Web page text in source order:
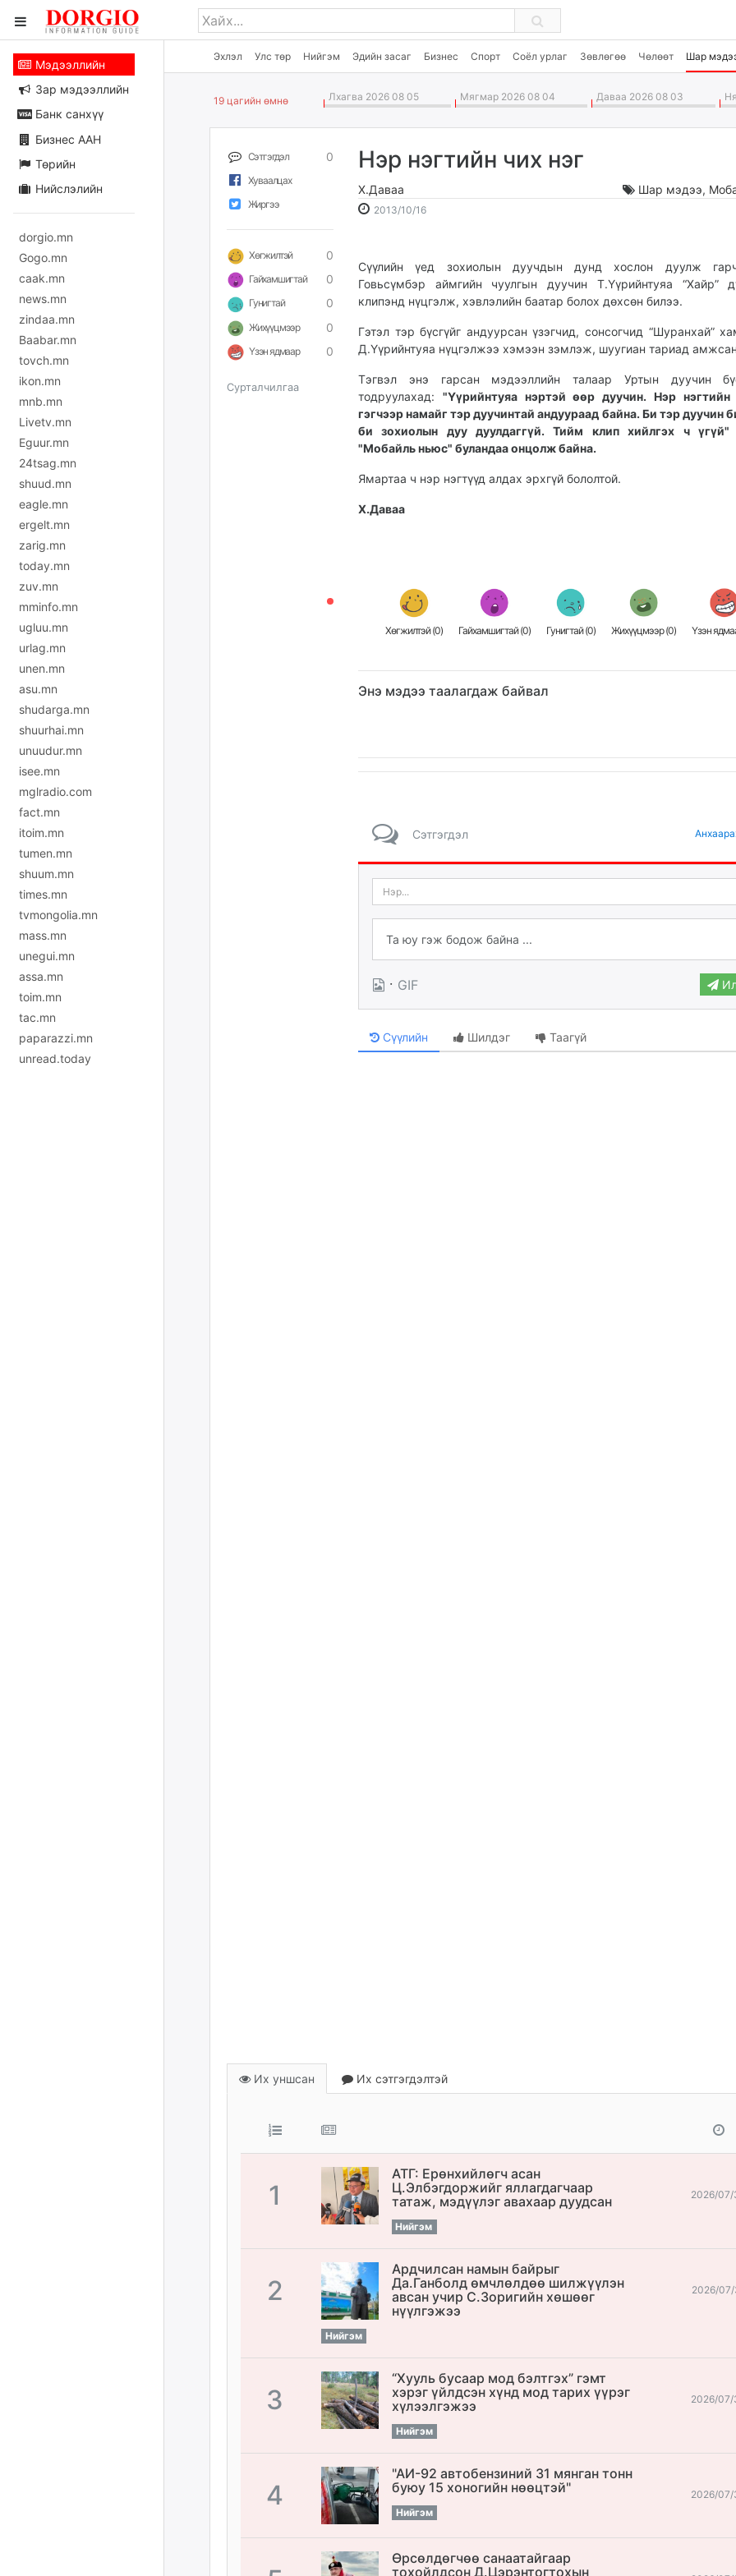
Эхлэл Улс төр Нийгэм Эдийн засаг Бизнес Спорт Соёл урлаг Зөвлөгөө Чөлөөт Шар
Мэдээллийн
Зар мэдээллийн
Банк санхүү
Бизнес ААН
Төрийн
Нийслэлийн
dorgio.mn
Gogo.mn
caak.mn
news.mn
zindaa.mn
Baabar.mn
tovch.mn
ikon.mn
mnb.mn
Livetv.mn
Eguur.mn
24tsag.mn
shuud.mn
eagle.mn
ergelt.mn
zarig.mn
today.mn
zuv.mn
mminfo.mn
ugluu.mn
urlag.mn
unen.mn
asu.mn
shudarga.mn
shuurhai.mn
unuudur.mn
isee.mn
mglradio.com
fact.mn
itoim.mn
tumen.mn
shuum.mn
times.mn
tvmongolia.mn
mass.mn
unegui.mn
assa.mn
toim.mn
tac.mn
paparazzi.mn
unread.today
19 цагийн өмнө Лхагва 2026 08 05 Мягмар 2026 08 04 Даваа 2026 08 03
Сэтгэгдэл 0
Хуваалцах
Жиргээ
Хөгжилтэй 0
Гайхамшигтай 0
Гунигтай 0
Жихүүцмээр 0
Үзэн ядмаар 0
Сурталчилгаа
Нэр нэгтийн чих нэг
Х.Даваа Шар мэдээ,
2013/10/162013-
18:32:02
2026-
09:14:58
Сүүлийн үед зохиолын дуучдын дунд хослон дуулж
Говьсүмбэр аймгийн чуулгын дуучин Т.Үүрийнтуяа “Хайр”
клипэнд нүцгэлж, хэвлэлийн баатар болох дөхсөн билээ.
Гэтэл тэр бүсгүйг андуурсан үзэгчид, сонсогчид “Шуранхай”
Д.Үүрийнтуяа нүцгэлжээ хэмээн зэмлэж, шуугиан тариад
Тэгвэл энэ гарсан мэдээллийн талаар Уртын дуучин
тодруулахад: "Үүрийнтуяа нэртэй өөр дуучин. Нэр нэгтийн
гэгчээр намайг тэр дуучинтай андуураад байна. Би тэр дуучин
би зохиолын дуу дуулдаггүй. Тийм клип хийлгэх ч үгүй"
"Мобайль ньюс" буландаа онцолж байна.
Ямартаа ч нэр нэгтүүд алдах эрхгүй бололтой.
Х.Даваа
Хөгжилтэй (0) Гайхамшигтай (0) Гунигтай (0) Жихүүцмээр (0) Үзэн
Энэ мэдээ таалагдаж байвал
Сэтгэгдэл
· GIF
Сүүлийн Шилдэг Таагүй
Их уншсан Их сэтгэгдэлтэй
1
АТГ: Ерөнхийлөгч асан
Ц.Элбэгдоржийг яллагдагчаар
татаж, мэдүүлэг авахаар дуудсан
Нийгэм
2026/07/
2
Ардчилсан намын байрыг
Да.Ганболд өмчлөлдөө шилжүүлэн
авсан учир С.Зоригийн хөшөөг
нүүлгэжээ
Нийгэм
2026/07/
3
“Хууль бусаар мод бэлтгэх” гэмт
хэрэг үйлдсэн хүнд мод тарих үүрэг
хүлээлгэжээ
Нийгэм
2026/07/
4
"АИ-92 автобензиний 31 мянган тонн
буюу 15 хоногийн нөөцтэй"
Нийгэм
2026/07/
Өрсөлдөгчөө санаатайгаар
тохойлдсон Д.Цэрэнтогтохын